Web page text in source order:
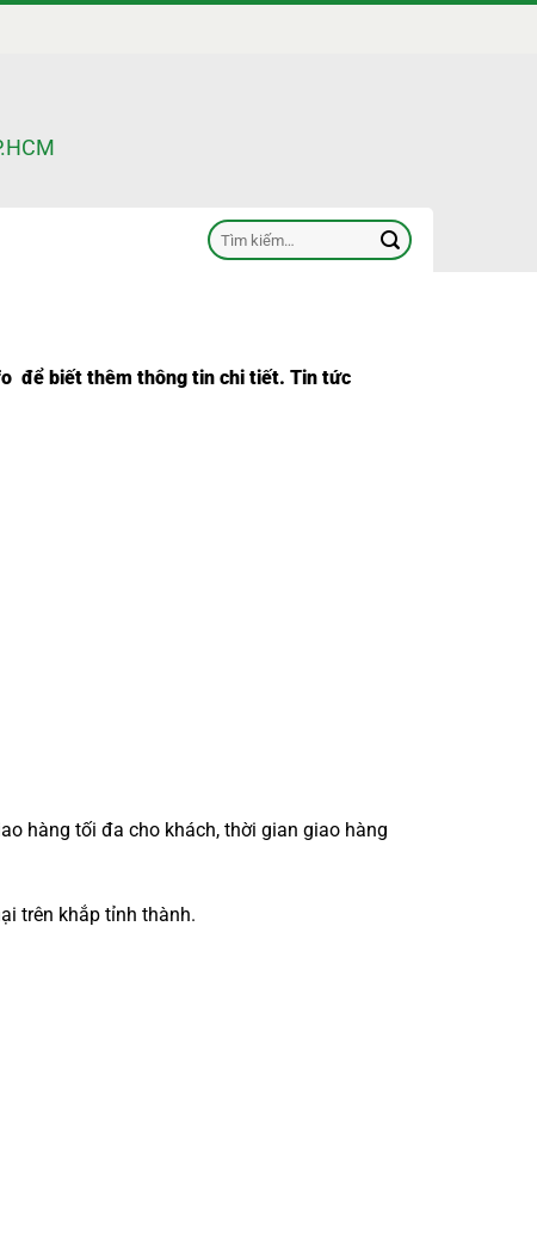
Tìm
kiếm:
để biết thêm thông tin chi tiết. Tin tức
hàng tối đa cho khách, thời gian giao hàng
trên khắp tỉnh thành.